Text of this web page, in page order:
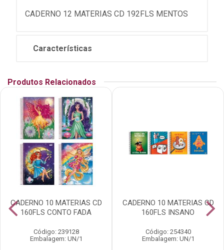
CADERNO 12 MATERIAS CD 192FLS MENTOS
Características
Produtos Relacionados
CADERNO 10 MATERIAS CD
160FLS CONTO FADA
Código: 239128
Embalagem: UN/1
CADERNO 10 MATERIAS CD
160FLS INSANO
Código: 254340
Embalagem: UN/1